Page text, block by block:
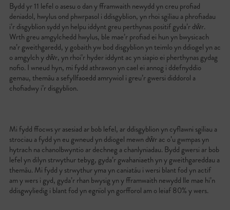
Bydd yr 11 lefel o asesu o dan y fframwaith newydd yn creu profiad
deniadol, hwylus ond phwrpasol i ddisgyblion, yn rhoi sgiliau a phrofiadau
i’r disgyblion sydd yn helpu iddynt greu perthynas positif gyda’r dŵr.
Wrth greu amgylchedd hwylus, ble mae’r profiad ei hun yn bwysicach
na’r gweithgaredd, y gobaith yw bod disgyblion yn teimlo yn ddiogel yn ac
o amgylch y dŵr, yn rhoi’r hyder iddynt ac yn siapio ei pherthynas gydag
nofio. I wneud hyn, mi fydd athrawon yn cael ei annog i ddefnyddio
gemau, themâu a sefyllfaoedd amrywiol i greu’r gwersi diddorol a
chofiadwy i’r disgyblion.
Mi fydd ffocws yr asesiad ar bob lefel, ar ddisgyblion yn cyflawni sgiliau a
strociau a fydd yn eu gwneud yn ddiogel mewn dŵr ac o’u gwmpas yn
hytrach na chanolbwyntio ar dechneg a chanlyniadau. Bydd gwersi ar bob
lefel yn dilyn strwythur tebyg, gyda’r gwahaniaeth yn y gweithgareddau a
themâu. Mi fydd y strwythur yma yn caniatáu i wersi blant fod yn actif
am y wers i gyd, gyda’r rhan bwysig yn y fframwaith newydd lle mae hi’n
ddisgwyliedig i blant fod yn egnïol yn gorfforol am o leiaf 80% y wers.